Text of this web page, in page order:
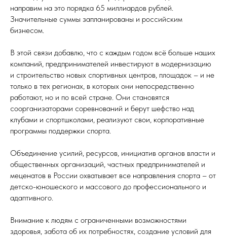
направим на это порядка 65 миллиардов рублей.
Значительные суммы запланированы и российским
бизнесом.
В этой связи добавлю, что с каждым годом всё больше наших
компаний, предпринимателей инвестируют в модернизацию
и строительство новых спортивных центров, площадок – и не
только в тех регионах, в которых они непосредственно
работают, но и по всей стране. Они становятся
соорганизаторами соревнований и берут шефство над
клубами и спортшколами, реализуют свои, корпоративные
программы поддержки спорта.
Объединение усилий, ресурсов, инициатив органов власти и
общественных организаций, частных предпринимателей и
меценатов в России охватывает все направления спорта – от
детско-юношеского и массового до профессионального и
адаптивного.
Внимание к людям с ограниченными возможностями
здоровья, забота об их потребностях, создание условий для